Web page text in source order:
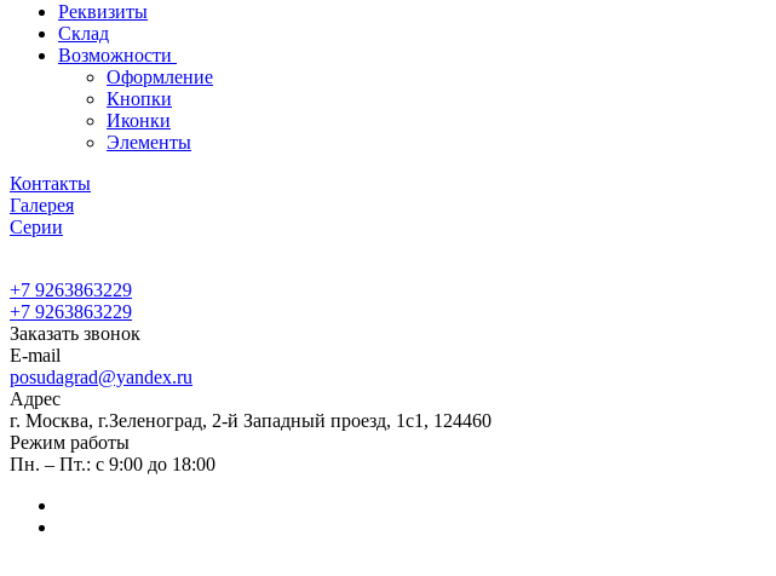
Реквизиты
Склад
Возможности
Оформление
Кнопки
Иконки
Элементы
Контакты
Галерея
Cерии
+7 9263863229
+7 9263863229
Заказать звонок
E-mail
posudagrad@yandex.ru
Адрес
г. Москва, г.Зеленоград, 2-й Западный проезд, 1с1, 124460
Режим работы
Пн. – Пт.: с 9:00 до 18:00